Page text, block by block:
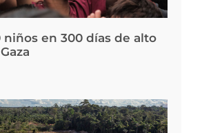
niños en 300 días de alto